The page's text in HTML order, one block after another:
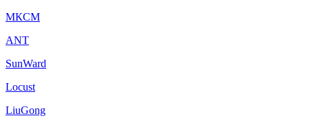
МКСМ
ANT
SunWard
Locust
LiuGong